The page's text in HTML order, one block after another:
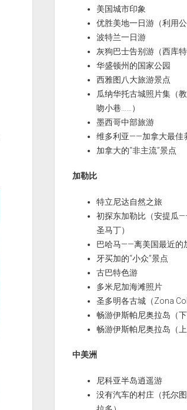
美国城市印象
优胜美地一日游（利用公
波特兰一日游
灰狗巴士告别游（西库
华盛顿州的国家公园
西雅图八大旅游景点
瓜纳华托古城照片集（
吻小巷……）
墨西哥中部旅游
维多利亚——加拿大最佳
加拿大的“非主流”景点
加勒比
特立尼达自然之旅
初探东加勒比（安提瓜
圣马丁）
巴哈马——离美国最近的
牙买加的“小众”景点
古巴特色游
多米尼加海滩照片
圣多明各古城（Zona
畅游伊斯帕尼奥拉岛（
畅游伊斯帕尼奥拉岛（
中美洲
尼科亚半岛逍遥游
没有汽车的村庄（托尔